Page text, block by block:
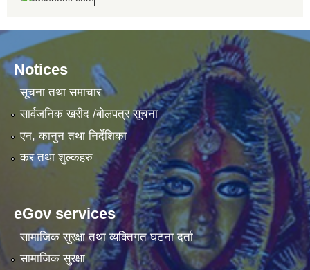
Notices
सूचना तथा समाचार
सार्वजनिक खरीद /बोलपत्र सूचना
एन, कानुन तथा निर्देशिका
कर तथा शुल्कहरु
eGov services
सामाजिक सुरक्षा तथा व्यक्तिगत घटना दर्ता
सामाजिक सुरक्षा